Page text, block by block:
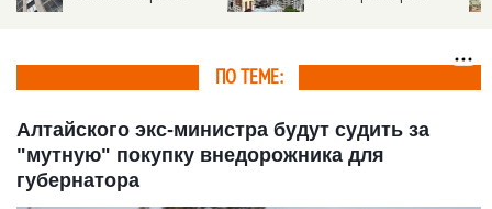
ПО ТЕМЕ:
Алтайского экс-министра будут судить за
"мутную" покупку внедорожника для
губернатора